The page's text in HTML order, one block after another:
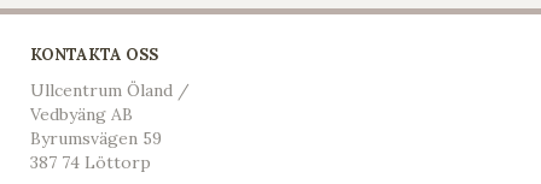
KONTAKTA OSS
Ullcentrum Öland /
Vedbyäng AB
Byrumsvägen 59
387 74 Löttorp